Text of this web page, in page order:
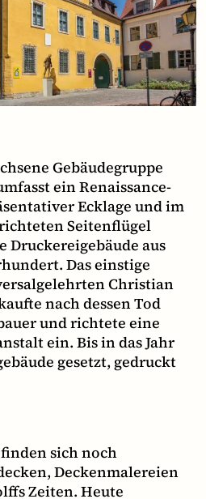
Gebäudegruppe
ein Renaissance-
Ecklage und im
Seitenflügel
Druckereigebäude aus
Das einstige
Christian
nach dessen Tod
und richtete eine
ein. Bis in das Jahr
gesetzt, gedruckt
sich noch
Deckenmalereien
Zeiten. Heute